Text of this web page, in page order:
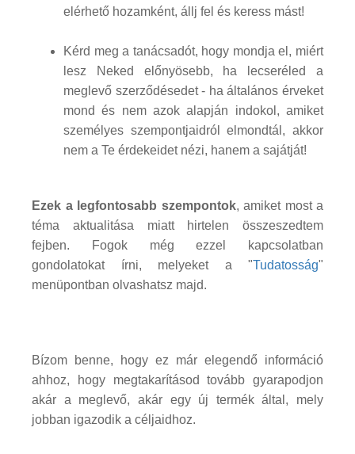
elérhető hozamként, állj fel és keress mást!
Kérd meg a tanácsadót, hogy mondja el, miért
lesz Neked előnyösebb, ha lecseréled a
meglevő szerződésedet - ha általános érveket
mond és nem azok alapján indokol, amiket
személyes szempontjaidról elmondtál, akkor
nem a Te érdekeidet nézi, hanem a sajátját!
Ezek a legfontosabb szempontok, amiket most a
téma aktualitása miatt hirtelen összeszedtem
fejben. Fogok még ezzel kapcsolatban
gondolatokat írni, melyeket a "Tudatosság"
menüpontban olvashatsz majd.
Bízom benne, hogy ez már elegendő információ
ahhoz, hogy megtakarításod tovább gyarapodjon
akár a meglevő, akár egy új termék által, mely
jobban igazodik a céljaidhoz.